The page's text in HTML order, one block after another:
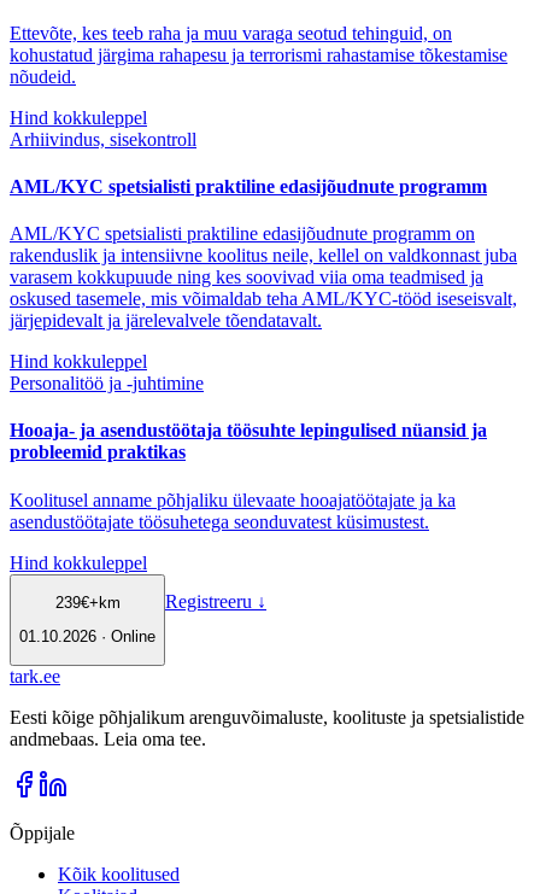
Ettevõte, kes teeb raha ja muu varaga seotud tehinguid, on
kohustatud järgima rahapesu ja terrorismi rahastamise tõkestamise
nõudeid.
Hind kokkuleppel
Arhiivindus, sisekontroll
AML/KYC spetsialisti praktiline edasijõudnute programm
AML/KYC spetsialisti praktiline edasijõudnute programm on
rakenduslik ja intensiivne koolitus neile, kellel on valdkonnast juba
varasem kokkupuude ning kes soovivad viia oma teadmised ja
oskused tasemele, mis võimaldab teha AML/KYC-tööd iseseisvalt,
järjepidevalt ja järelevalvele tõendatavalt.
Hind kokkuleppel
Personalitöö ja -juhtimine
Hooaja- ja asendustöötaja töösuhte lepingulised nüansid ja
probleemid praktikas
Koolitusel anname põhjaliku ülevaate hooajatöötajate ja ka
asendustöötajate töösuhetega seonduvatest küsimustest.
Hind kokkuleppel
239€+km
01.10.2026 · Online
Registreeru ↓
tark.ee
Eesti kõige põhjalikum arenguvõimaluste, koolituste ja spetsialistide
andmebaas. Leia oma tee.
Õppijale
Kõik koolitused